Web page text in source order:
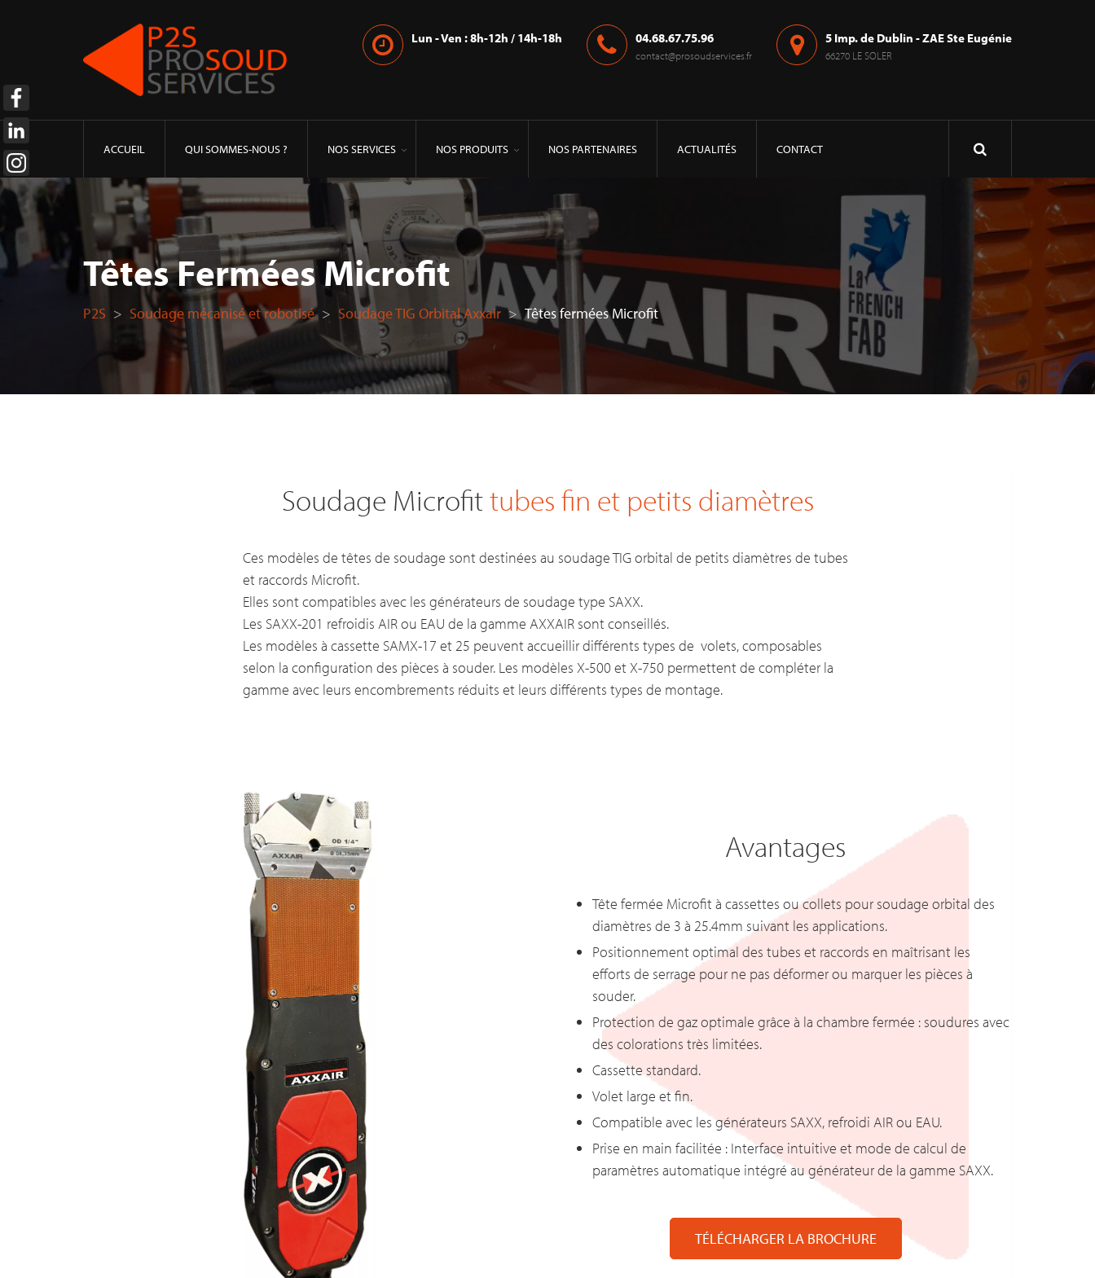
Lun - Ven : 8h-12h / 14h-18h 04.68.67.75.96
contact@prosoudservices.fr
5 Imp. de Dublin - ZAE Ste Eugénie
66270 LE SOLER
ACCUEIL QUI SOMMES-NOUS ? NOS SERVICES NOS PRODUITS NOS PARTENAIRES ACTUALITÉS CONTACT
Têtes Fermées Microfit
P2S > Soudage mécanisé et robotisé > Soudage TIG Orbital Axxair > Têtes fermées Microfit
Soudage Microfittubes fin et petits diamètres
Ces modèles de têtes de soudage sont destinées au soudage TIG orbital de petits diamètres de tubes
et raccords Microfit.
Elles sont compatibles avec les générateurs de soudage type SAXX.
Les SAXX-201 refroidis AIR ou EAU de la gamme AXXAIR sont conseillés.
Les modèles à cassette SAMX-17 et 25 peuvent accueillir différents types de volets, composables
selon la configuration des pièces à souder. Les modèles X-500 et X-750 permettent de compléter la
gamme avec leurs encombrements réduits et leurs différents types de montage.
Avantages
Tête fermée Microfit à cassettes ou collets pour soudage orbital des
diamètres de 3 à 25.4mm suivant les applications.
Positionnement optimal des tubes et raccords en maîtrisant les
efforts de serrage pour ne pas déformer ou marquer les pièces à
souder.
Protection de gaz optimale grâce à la chambre fermée : soudures avec
des colorations très limitées.
Cassette standard.
Volet large et fin.
Compatible avec les générateurs SAXX, refroidi AIR ou EAU.
Prise en main facilitée : Interface intuitive et mode de calcul de
paramètres automatique intégré au générateur de la gamme SAXX.
TÉLÉCHARGER LA BROCHURE